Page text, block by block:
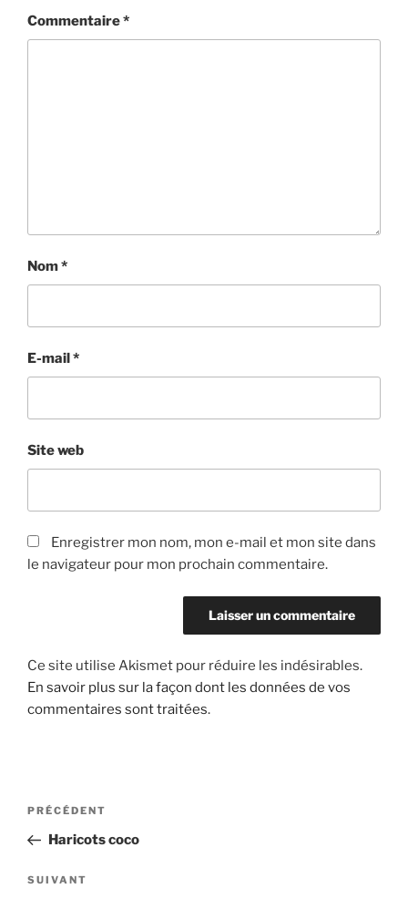
Commentaire*
Nom*
E-mail*
Site web
Enregistrer mon nom, mon e-mail et mon site dans
le navigateur pour mon prochain commentaire.
Ce site utilise Akismet pour réduire les indésirables.
En savoir plus sur la façon dont les données de vos
commentaires sont traitées.
Navigation
l’article
Article
précédent
PRÉCÉDENT
Haricots coco
Article
SUIVANT